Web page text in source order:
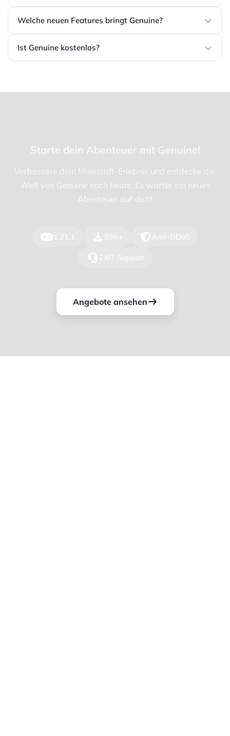
Welche neuen Features bringt Genuine?
Ist Genuine kostenlos?
Starte dein Abenteuer mit Genuine!
Verbessere dein Minecraft-Erlebnis und entdecke die
Welt von Genuine noch heute. Es wartet ein neues
Abenteuer auf dich!
1.21.1 59K+ Anti-DDoS
24/7 Support
Angebote ansehen